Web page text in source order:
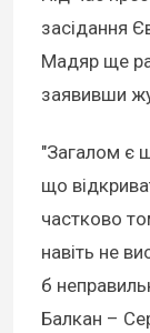
засідання
Мадяр ще
заявивши
"Загалом є
що
частково
навіть не
б
Балкан –